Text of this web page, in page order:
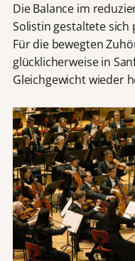
Die Balance im
Solistin gestaltete sich
Für die bewegten
glücklicherweise in
Gleichgewicht wieder